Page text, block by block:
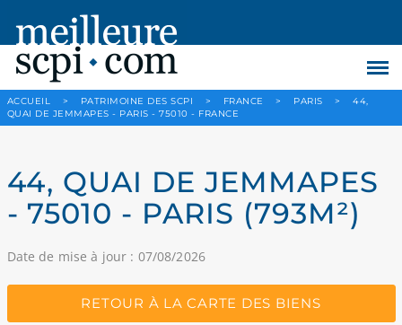
ACCUEIL > PATRIMOINE DES SCPI > FRANCE > PARIS >
44,
QUAI DE JEMMAPES - PARIS - 75010 - FRANCE
44, QUAI DE JEMMAPES
- 75010 - PARIS (793M²)
Date de mise à jour : 07/08/2026
RETOUR À LA CARTE DES BIENS